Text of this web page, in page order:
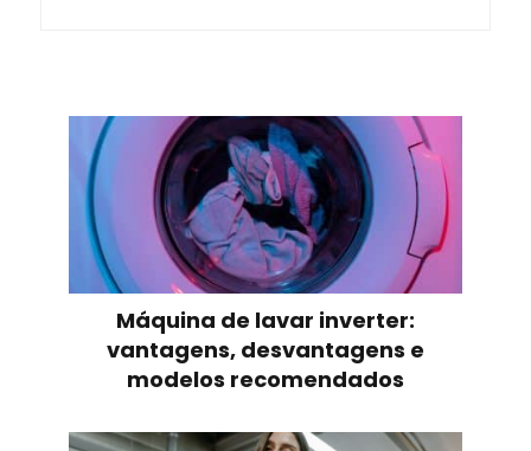
Máquina de lavar inverter:
vantagens, desvantagens e
modelos recomendados